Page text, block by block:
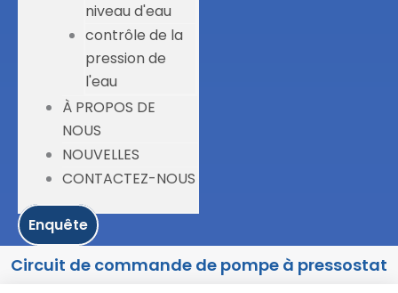
niveau d'eau
contrôle de la
pression de
l'eau
À PROPOS DE
NOUS
NOUVELLES
CONTACTEZ-NOUS
Enquête
Circuit de commande de pompe à pressostat